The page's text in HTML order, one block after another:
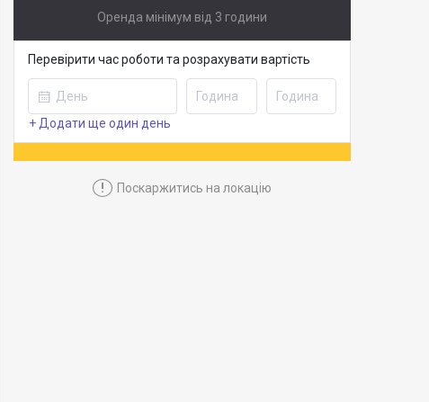
Оренда мінімум від 3 години
Перевірити час роботи та розрахувати вартість
+ Додати ще один день
! Поскаржитись на локацію